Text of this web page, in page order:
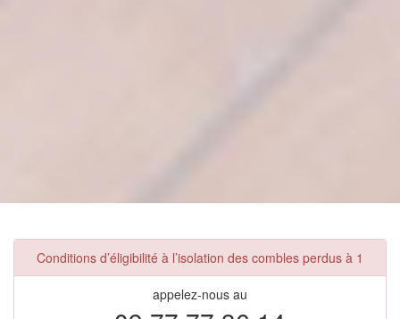
Conditions d’éligibilité à l’isolation des combles perdus à 1
appelez-nous au